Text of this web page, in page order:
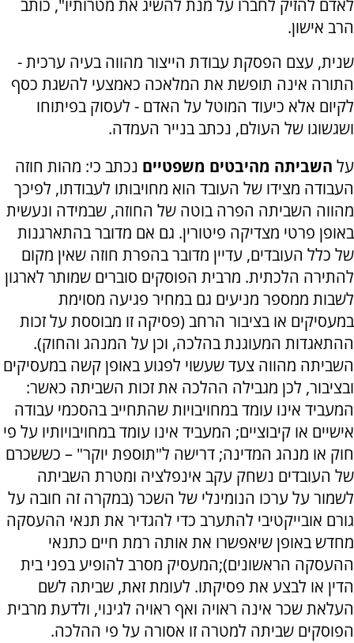
לאדם להזיק לחברו על מנת להשיג את מטרותיו", כותב
הרב אישון.
שנית, עצם הפסקת עבודת הייצור מהווה בעיה ערכית -
התורה אינה תופשת את המלאכה כאמצעי להשגת כסף
לקיום אלא כיעוד המוטל על האדם - לעסוק בפיתוחו
ושגשוגו של העולם, נכתב בנייר העמדה.
על השביתה מהיבטים משפטיים נכתב כי: מהות חוזה
העבודה מצידו של העובד הוא מחויבותו לעבודתו, לפיכך
מהווה השביתה הפרה בוטה של החוזה, שבמידה ונעשית
באופן פרטי מצדיקה פיטורין. גם אם מדובר בהתארגנות
של כלל העובדים, עדיין מדובר בהפרת חוזה שאין מקום
להתירה הלכתית. מרבית הפוסקים סוברים שמותר לארגון
לשבות ממספר מניעים גם במחיר פגיעה מסוימת
במעסיקים או בציבור הרחב (פסיקה זו מבוססת על זכות
ההתאגדות המעוגנת בהלכה, וכן על המנהג והחוק).
השביתה מהווה צעד שעשוי לפגוע באופן קשה במעסיקים
ובציבור, לכן מגבילה ההלכה את זכות השביתה כאשר:
המעביד אינו עומד במחויבויות שהתחייב בהסכמי עבודה
אישיים או קיבוציים; המעביד אינו עומד במחויבויותיו על פי
חוק או מנהג המדינה; דרישה ל"תוספת יוקר" – כששכרם
של העובדים נשחק עקב אינפלציה ומטרת השביתה
לשמור על ערכו הנומינלי של השכר (במקרה זה חובה על
גורם אובייקטיבי להתערב כדי להגדיר את תנאי ההעסקה
מחדש באופן שיאפשרו את אותה רמת חיים כתנאי
ההעסקה הראשונים);המעסיק מסרב להופיע בפני בית
הדין או לבצע את פסיקתו. לעומת זאת, שביתה לשם
העלאת שכר אינה ראויה ואף ראויה לגינוי, ולדעת מרבית
הפוסקים שביתה למטרה זו אסורה על פי ההלכה.